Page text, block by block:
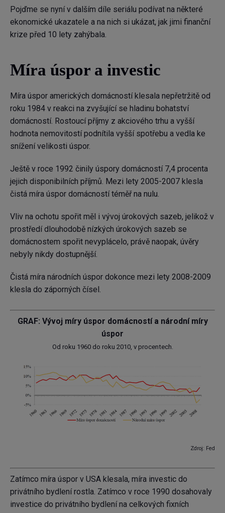
Pojďme se nyní v dalším díle seriálu podívat na některé
ekonomické ukazatele a na nich si ukázat, jak jimi finanční
krize před 10 lety zahýbala.
Míra úspor a investic
Míra úspor amerických domácností klesala nepřetržitě od
roku 1984 v reakci na zvyšující se hladinu bohatství
domácností. Rostoucí příjmy z akciového trhu a vyšší
hodnota nemovitostí podnítila vyšší spotřebu a vedla ke
snížení velikosti úspor.
Ještě v roce 1992 činily úspory domácností 7,4 procenta
jejich disponibilních příjmů. Mezi lety 2005-2007 klesla
čistá míra úspor domácností téměř na nulu.
Vliv na ochotu spořit měl i vývoj úrokových sazeb, jelikož v
prostředí dlouhodobě nízkých úrokových sazeb se
domácnostem spořit nevyplácelo, právě naopak, úvěry
nebyly nikdy dostupnější.
Čistá míra národních úspor dokonce mezi lety 2008-2009
klesla do záporných čísel.
GRAF: Vývoj míry úspor domácností a národní míry
úspor
Od roku 1960 do roku 2010, v procentech.
Zdroj: Fed
Zatímco míra úspor v USA klesala, míra investic do
privátního bydlení rostla. Zatímco v roce 1990 dosahovaly
investice do privátního bydlení na celkových fixních